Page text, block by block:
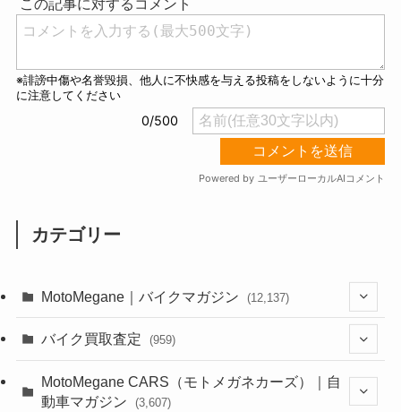
カテゴリー
MotoMegane｜バイクマガジン (12,137)
(44)
バイク買取査定 (959)
(352)
MotoMegane CARS（モトメガネカーズ）｜自
動車マガジン
(3,607)